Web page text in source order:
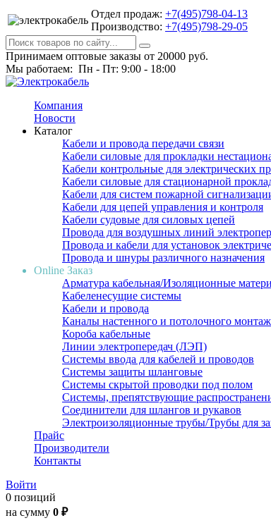
Отдел продаж: +7(495)798-04-13
Производство: +7(495)798-29-05
Принимаем оптовые заказы от 20000 руб.
Мы работаем: Пн - Пт: 9:00 - 18:00
Компания
Новости
Каталог
Кабели и провода передачи связи
Кабели силовые для прокладки
Кабели контрольные для электрических
Кабели силовые для стационарной
Кабели для систем пожарной
Кабели для цепей управления и контроля
Кабели судовые для силовых цепей
Провода для воздушных линий
Провода и кабели для установок
Провода и шнуры различного назначения
Online Заказ
Арматура кабельная/Изоляционные
Кабеленесущие системы
Кабели и провода
Каналы настенного и потолочного
Короба кабельные
Линии электропередач (ЛЭП)
Системы ввода для кабелей и проводов
Системы защиты шланговые
Системы скрытой проводки под полом
Системы, препятствующие
Соединители для шлангов и рукавов
Электроизоляционные трубы/Трубы для
Прайс
Производители
Контакты
Войти
0 позиций
на сумму 0 ₽